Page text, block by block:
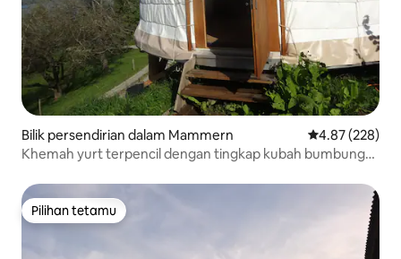
Bilik persendirian dalam Mammern Penarafan
4.87 (228)
Khemah yurt terpencil dengan tingkap kubah bumbung
Pilihan tetamu
Pilihan tetamu